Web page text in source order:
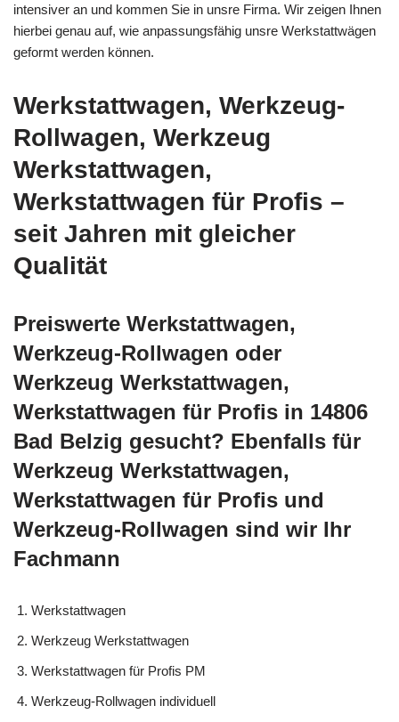
intensiver an und kommen Sie in unsre Firma. Wir zeigen Ihnen
hierbei genau auf, wie anpassungsfähig unsre Werkstattwägen
geformt werden können.
Werkstattwagen, Werkzeug-
Rollwagen, Werkzeug
Werkstattwagen,
Werkstattwagen für Profis –
seit Jahren mit gleicher
Qualität
Preiswerte Werkstattwagen,
Werkzeug-Rollwagen oder
Werkzeug Werkstattwagen,
Werkstattwagen für Profis in 14806
Bad Belzig gesucht? Ebenfalls für
Werkzeug Werkstattwagen,
Werkstattwagen für Profis und
Werkzeug-Rollwagen sind wir Ihr
Fachmann
Werkstattwagen
Werkzeug Werkstattwagen
Werkstattwagen für Profis PM
Werkzeug-Rollwagen individuell